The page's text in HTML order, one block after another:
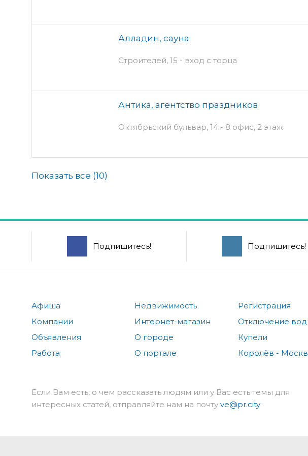
Алладин, сауна
Строителей, 15 - вход с торца
Антика, агентство праздников
Октябрьский бульвар, 14 - 8 офис, 2 этаж
Показать все (10)
Подпишитесь! Подпишитесь!
Афиша
Компании
Объявления
Работа
Недвижимость
Интернет-магазин
О городе
О портале
Регистрация
Отключение
Купели
Королёв -
Если Вам есть, о чем рассказать людям или у Вас есть темы для
интересных статей, отправляйте нам на почту ve@pr.city